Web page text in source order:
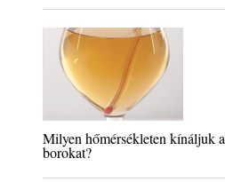
Milyen hőmérsékleten kínáljuk a
borokat?